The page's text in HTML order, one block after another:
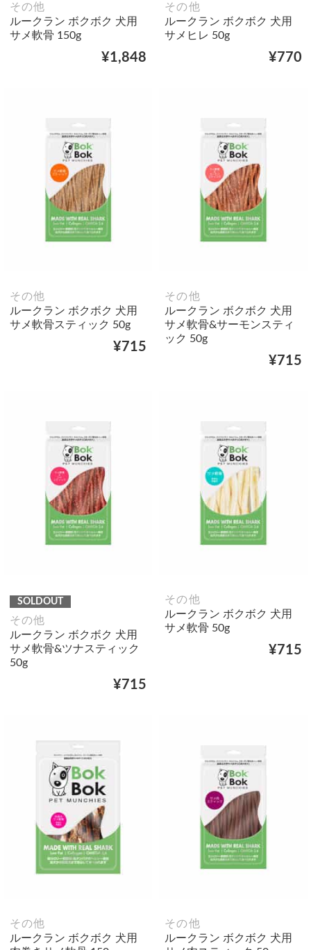
その他
ルークラン ボクボク 犬用
サメ軟骨 150g
¥1,848
その他
ルークラン ボクボク 犬用
サメヒレ 50g
¥770
その他
ルークラン ボクボク 犬用
サメ軟骨スティック 50g
¥715
その他
ルークラン ボクボク 犬用
サメ軟骨&サーモンスティ
ック 50g
¥715
SOLDOUT
その他
ルークラン ボクボク 犬用
サメ軟骨&ツナスティック
50g
¥715
その他
ルークラン ボクボク 犬用
サメ軟骨 50g
¥715
その他
ルークラン ボクボク 犬用
その他
ルークラン ボクボク 犬用